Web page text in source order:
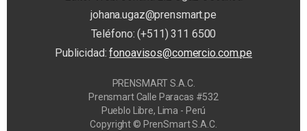
johana.ugaz@prensmart.pe
Teléfono: (+511) 311 6500
Publicidad:fonoavisos@comercio.com.pe
PRENSMART S.A.C.
Prensmart Calle Paracas #532
Pueblo Libre, Lima - Perú
Copyright © PrenSmart S.A.C.